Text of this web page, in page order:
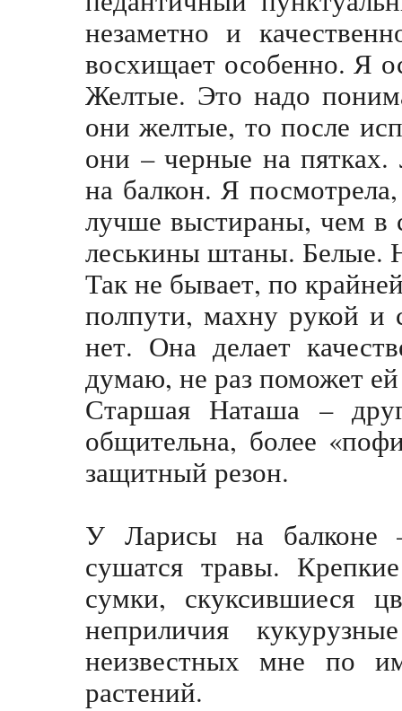
незаметно и
восхищает особенно. Я
Желтые. Это надо
они желтые, то после
они – черные на пятках.
на балкон. Я
лучше выстираны, чем в
леськины штаны. Белые.
Так не бывает, по
полпути, махну рукой и
нет. Она делает
думаю, не раз поможет
Старшая Наташа –
общительна, более
защитный резон.
У Ларисы на балконе
сушатся травы.
сумки, скуксившиеся
неприличия
неизвестных мне по
растений.